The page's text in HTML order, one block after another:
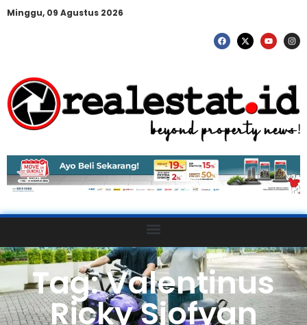
Minggu, 09 Agustus 2026
Tag: Valentinus
Ricky Sjofyan